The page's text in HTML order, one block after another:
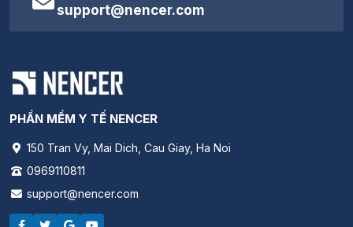
support@nencer.com
PHẦN MỀM Y TẾ NENCER
150 Tran Vy, Mai Dich, Cau Giay, Ha Noi
0969110811
support@nencer.com